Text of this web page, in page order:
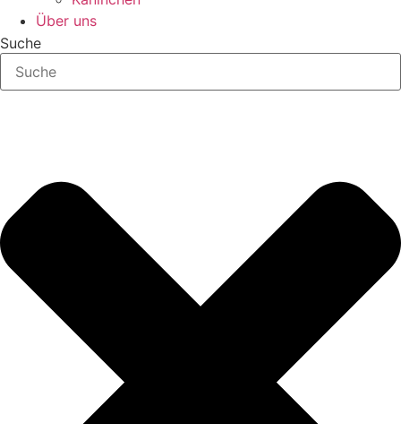
Über uns
Suche